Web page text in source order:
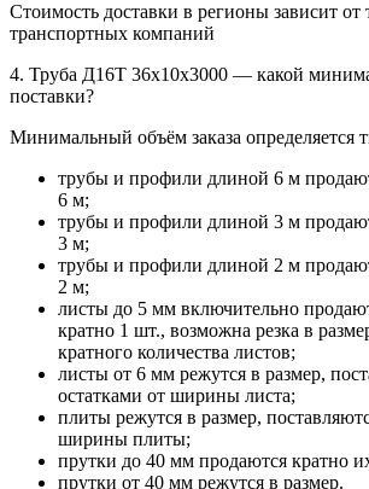
Стоимость доставки в регионы зависит от
транспортных компаний
4. Труба Д16Т 36х10х3000 — какой
поставки?
Минимальный объём заказа определяется
трубы и профили длиной 6 м
6 м;
трубы и профили длиной 3 м
3 м;
трубы и профили длиной 2 м
2 м;
листы до 5 мм включительно
кратно 1 шт., возможна резка в
кратного количества листов;
листы от 6 мм режутся в размер,
остатками от ширины листа;
плиты режутся в размер,
ширины плиты;
прутки до 40 мм продаются кратно
прутки от 40 мм режутся в размер.